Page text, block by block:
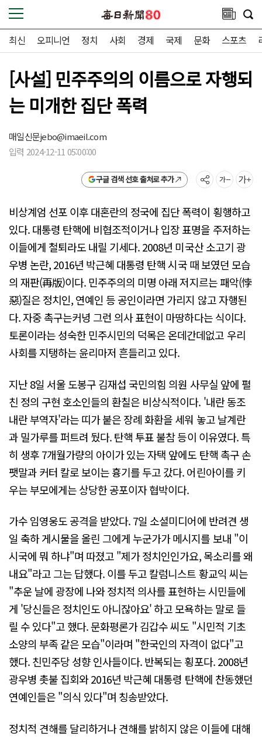
최신 오피니언 정치 사회 경제 국제 문화 스포츠
[사설] 민주주의의 이름으로 자행되
는 미개한 집단 폭력
매일신문jebo@imaeil.com
입력 2024-12-11 05:00:00
구글 검색 선호 출처로 추가
비상계엄 선포 이후 대혼란의 정국에 집단 폭력이 횡행하고
있다. 대통령 탄핵에 비협조적이거나 입장 표명을 주저하는
이들에게 철퇴라도 내릴 기세다. 2008년 미국산 소고기 광
우병 논란, 2016년 박근혜 대통령 탄핵 시국 때 보였던 모습
의 재판(再版)이다. 민주주의의 미명 아래 저지르는 패악(悖
惡)질은 정치인, 연예인 등 공인이라면 가리지 않고 자행된
다. 자중 촉구는커녕 그런 의사 표현이 마땅하다는 식이다.
토론이라는 성숙한 민주시민의 덕목은 온데간데없고 우리
사회를 지탱하는 윤리마저 흔들리고 있다.
지난 8일 서울 도봉구 김재섭 국민의힘 의원 사무실 앞에 펼
친 정의 구현 호소인들의 환칠은 비상식적이다. '내란 동조
내란 부역자'라는 띠가 붙은 장례 화환을 세워 놓고 날계란
과 밀가루를 퍼트려 뒀다. 탄핵 투표 불참 등이 이유였다. 특
히 생후 7개월가량의 아이가 있는 자택 앞에도 탄핵 촉구 손
팻말과 커터 칼로 보이는 흉기를 두고 갔다. 어린아이를 키
우는 부모에게는 상당한 공포이자 협박이다.
가수 임영웅도 공격을 받았다. 7일 소셜미디어에 반려견 생
일 축하 게시물을 올린 그에게 누군가가 메시지를 보내 "이
시국에 뭐 하냐"며 따졌고 "제가 정치인인가요, 목소리를 왜
내요"라고 그는 답했다. 이를 두고 칼럼니스트 황교익 씨는
"추운 날에 광장에 나와 정치적 의사를 표현하는 시민들에
게 '당신들은 정치인도 아니잖아요' 하고 모욕하는 말로 들
릴 수 있다"고 했다. 문화평론가 김갑수 씨도 "시민적 기초
소양의 부족 같은 모습"이라며 "한국인의 자격이 없다"고
했다. 친민주당 성향 인사들이다. 반복되는 횡포다. 2008년
광우병 촛불 집회와 2016년 박근혜 대통령 탄핵에 찬동했던
연예인들은 "의식 있다"며 칭송받았다.
정치적 견해를 달리하거나 견해를 밝히지 않은 이들에 대해